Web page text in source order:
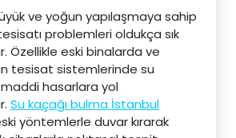
ve yoğun yapılaşmaya sahip
problemleri oldukça sık
Özellikle eski binalarda ve
tesisat sistemlerinde su
maddi hasarlara yol
Su kaçağı bulma İstanbul
yöntemlerle duvar kırarak